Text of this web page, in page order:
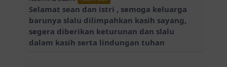
Selamat sean dan istri , semoga keluarga
barunya slalu dilimpahkan kasih sayang,
segera diberikan keturunan dan slalu
dalam kasih serta lindungan tuhan